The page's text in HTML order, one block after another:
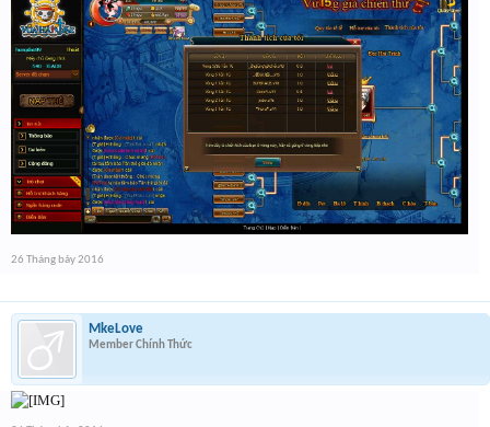
26 Tháng bảy 2016
MkeLove
Member Chính Thức